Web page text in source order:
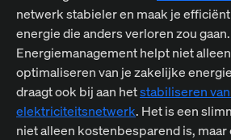
netwerk stabieler en maak je
energie die anders verloren zou gaan.
Energiemanagement helpt niet
optimaliseren van je zakelijke
draagt ook bij aan hetstabiliseren
elektriciteitsnetwerk. Het is een
niet alleen kostenbesparend is,